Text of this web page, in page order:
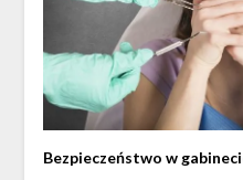
Bezpieczeństwo w